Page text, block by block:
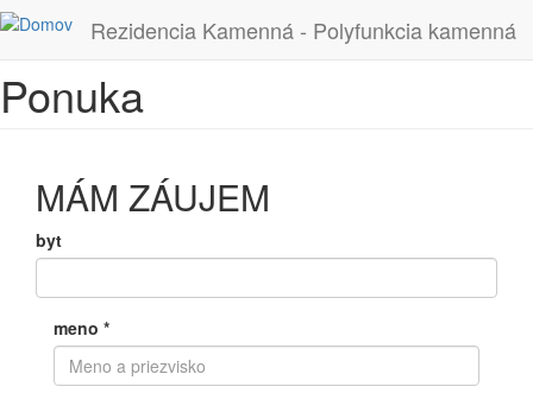
Skočiť na hlavný obsah
Rezidencia Kamenná - Polyfunkcia kamenná
Ponuka
MÁM ZÁUJEM
byt
meno *